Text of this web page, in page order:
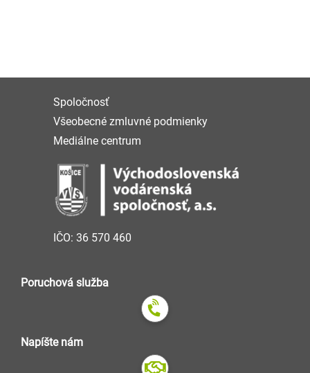
Spoločnosť
Všeobecné zmluvné podmienky
Mediálne centrum
IČO: 36 570 460
Poruchová služba
Napíšte nám